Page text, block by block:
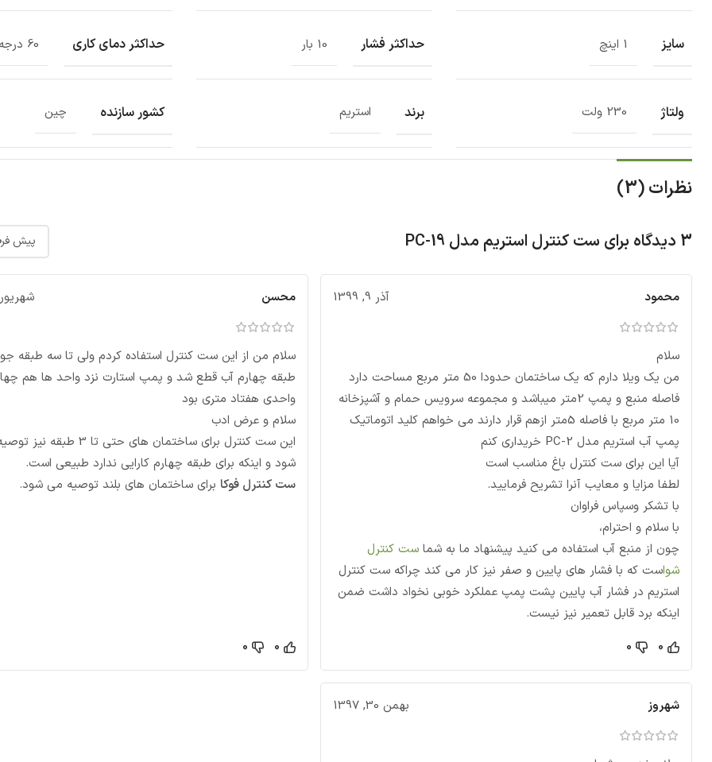
سایز 1 اینچ حداکثر فشار 10 بار حداکثر دمای کاری 60 درجه سانتیگراد
ولتاژ 230 ولت برند استریم کشور سازنده چین
نظرات (3)
3 دیدگاه برای ست کنترل استریم مدل PC-19
محمود آذر 9, 1399
سلام
من یک ویلا دارم که یک ساختمان حدودا 50 متر مربع مساحت دارد
فاصله منبع و پمپ 2متر میباشد و مجموعه سرویس حمام و آشپزخانه
10 متر مربع با فاصله 5متر ازهم قرار دارند می خواهم کلید اتوماتیک
پمپ آب استریم مدل PC-2 خریداری کنم
آیا این برای ست کنترل باغ مناسب است
لطفا مزایا و معایب آنرا تشریح فرمایید.
با تشکر وسپاس فراوان
با سلام و احترام،
چون از منبع آب استفاده می کنید پیشنهاد ما به شما ست کنترل
شواست که با فشار های پایین و صفر نیز کار می کند چراکه ست کنترل
استریم در فشار آب پایین پشت پمپ عملکرد خوبی نخواد داشت ضمن
اینکه برد قابل تعمیر نیز نیست.
0
0
محسن شهریور 23,
سلام من از این ست کنترل استفاده کردم ولی تا سه طبقه
طبقه چهارم آب قطع شد و پمپ استارت نزد واحد ها هم
واحدی هفتاد متری بود
سلام و عرض ادب
این ست کنترل برای ساختمان های حتی تا 3
شود و اینکه برای طبقه چهارم کارایی ندارد طبیعی است.
ست کنترل فوکا برای ساختمان های بلند توصیه می شود.
0
0
شهروز بهمن 30, 1397